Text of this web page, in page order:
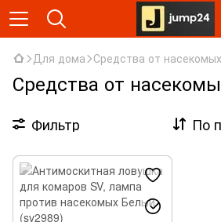
Для дома Средства от насекомых
Средства от
Фильтр По